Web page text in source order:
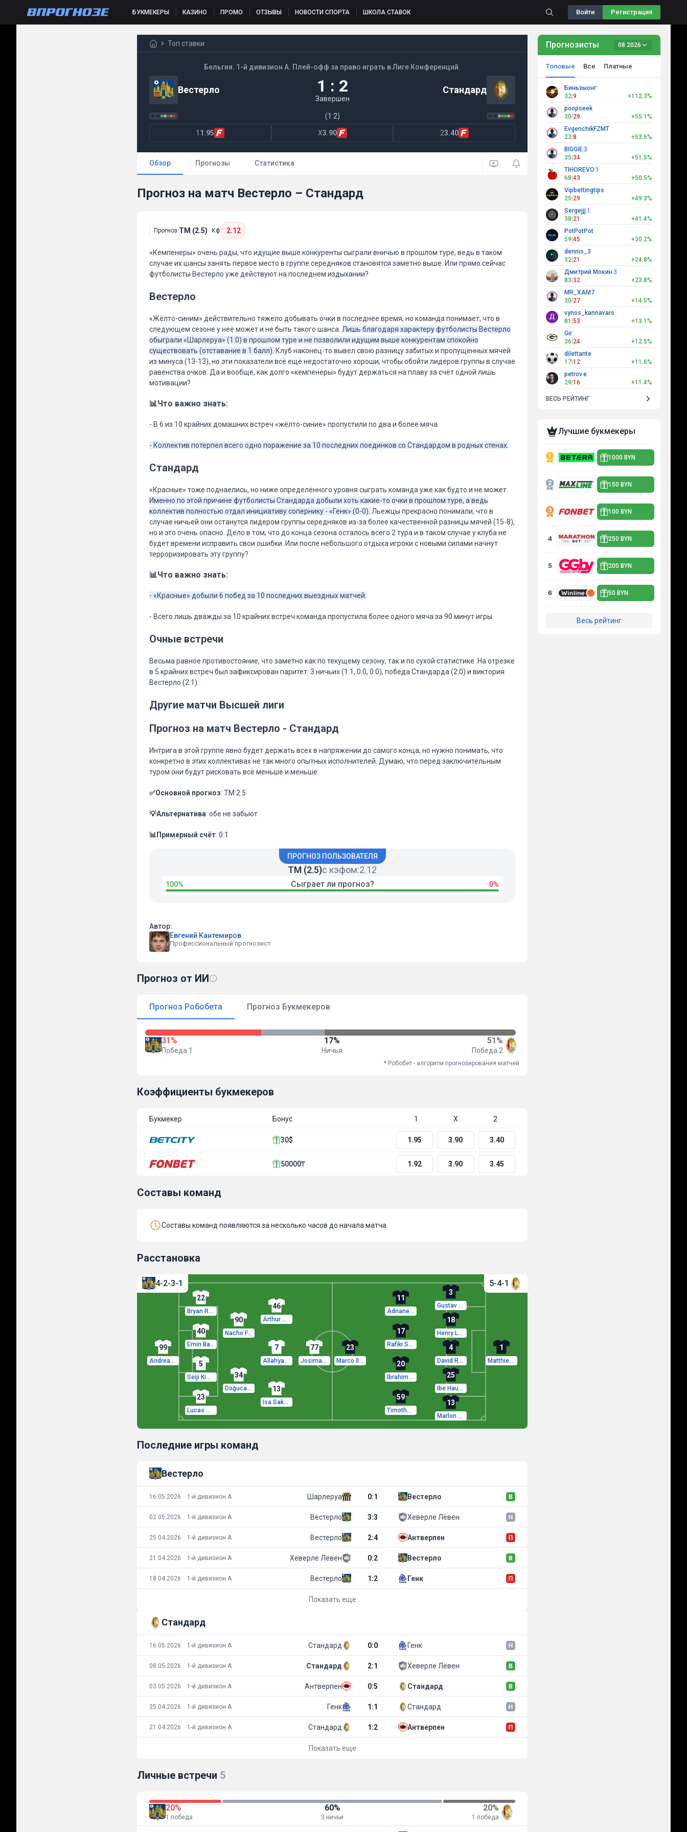
БУКМЕКЕРЫ КАЗИНО ПРОМО ОТЗЫВЫ НОВОСТИ СПОРТА ШКОЛА СТАВОК Войти Регистрация
Топ ставки
Бельгия. 1-й дивизион А. Плей-офф за право играть в Лиге Конференций.
Вестерло 1 : 2
Завершен
Стандард
(1:2)
1 1.95 X3.90 23.40
Обзор Прогнозы Статистика
Прогноз на матч Вестерло – Стандард
Прогноз:ТМ (2.5) Кф: 2.12
«Кемпенеры» очень рады, что идущие выше конкуренты сыграли вничью в прошлом туре, ведь в таком
случае их шансы занять первое место в группе середняков становятся заметно выше. Или прямо сейчас
футболисты Вестерло уже действуют на последнем издыхании?
Вестерло
«Жёлто-синим» действительно тяжело добывать очки в последнее время, но команда понимает, что в
следующем сезоне у неё может и не быть такого шанса. Лишь благодаря характеру футболисты Вестерло
обыграли «Шарлеруа» (1:0) в прошлом туре и не позволили идущим выше конкурентам спокойно
существовать (отставание в 1 балл). Клуб наконец-то вывел свою разницу забитых и пропущенных мячей
из минуса (13-13), но эти показатели всё ещё недостаточно хороши, чтобы обойти лидеров группы в случае
равенства очков. Да и вообще, как долго «кемпенеры» будут держаться на плаву за счёт одной лишь
мотивации?
📊Что важно знать:
- В 6 из 10 крайних домашних встреч «жёлто-синие» пропустили по два и более мяча.
- Коллектив потерпел всего одно поражение за 10 последних поединков со Стандардом в родных стенах.
Стандард
«Красные» тоже поднаелись, но ниже определённого уровня сыграть команда уже как будто и не может.
Именно по этой причине футболисты Стандарда добыли хоть какие-то очки в прошлом туре, а ведь
коллектив полностью отдал инициативу сопернику - «Генк» (0-0). Льежцы прекрасно понимали, что в
случае ничьей они останутся лидером группы середняков из-за более качественной разницы мячей (15-8),
но и это очень опасно. Дело в том, что до конца сезона осталось всего 2 тура и в таком случае у клуба не
будет времени исправить свои ошибки. Или после небольшого отдыха игроки с новыми силами начнут
терроризировать эту группу?
📊Что важно знать:
- «Красные» добыли 6 побед за 10 последних выездных матчей.
- Всего лишь дважды за 10 крайних встреч команда пропустила более одного мяча за 90 минут игры.
Очные встречи
Весьма равное противостояние, что заметно как по текущему сезону, так и по сухой статистике. На отрезке
в 5 крайних встреч был зафиксирован паритет: 3 ничьих (1:1, 0:0, 0:0), победа Стандарда (2:0) и виктория
Вестерло (2:1).
Другие матчи Высшей лиги
Прогноз на матч Вестерло - Стандард
Интрига в этой группе явно будет держать всех в напряжении до самого конца, но нужно понимать, что
конкретно в этих коллективах не так много опытных исполнителей. Думаю, что перед заключительным
туром они будут рисковать всё меньше и меньше.
✅Основной прогноз: ТМ 2.5
💡Альтернатива: обе не забьют
📊Примерный счёт: 0:1
ПРОГНОЗ ПОЛЬЗОВАТЕЛЯ
ТМ (2.5)с кэфом:2.12
100% Сыграет ли прогноз? 0%
Автор:
Евгений Кантемиров
Профессиональный прогнозист
Прогноз от ИИ
Прогноз Робобета Прогноз Букмекеров
31%
Победа 1
17%
Ничья
51%
Победа 2
* Робобет - алгоритм прогнозирования матчей
Коэффициенты букмекеров
Букмекер Бонус 1 Х 2
30$ 1.95 3.90 3.40
50000₸ 1.92 3.90 3.45
Составы команд
Составы команд появляются за несколько часов до начала матча
Расстановка
99
Andreas Jungdal
22
Bryan Reynolds
40
Emin Bayram
5
Seiji Kimura
23
Lucas Mbamba
90
Nacho Ferri
34
Doğucan Haspolat
46
Arthur Piedfort
7
Allahyar Sayyadmanesh
13
Isa Sakamoto
77
Josimar Alcócer
1
Matthieu Epolo
13
Marlon Fossey
25
Ibe Hautekiet
4
David Robert Bates
18
Henry Lawrence
3
Gustav Mortensen
59
Timothee Nkada
20
Ibrahim Karamoko
17
Rafiki Saïd
11
Adnane Abid
23
Marco Ilaimaharitra
4-2-3-1 5-4-1
Последние игры команд
Вестерло
16.05.2026 1-й дивизион А Шарлеруа 0:1 Вестерло
02.05.2026 1-й дивизион А Вестерло 3:3 Хеверле Лёвен
25.04.2026 1-й дивизион А Вестерло 2:4 Антверпен
21.04.2026 1-й дивизион А Хеверле Лёвен 0:2 Вестерло
18.04.2026 1-й дивизион А Вестерло 1:2 Генк
Показать еще
Стандард
16.05.2026 1-й дивизион А Стандард 0:0 Генк
08.05.2026 1-й дивизион А Стандард 2:1 Хеверле Лёвен
03.05.2026 1-й дивизион А Антверпен 0:5 Стандард
25.04.2026 1-й дивизион А Генк 1:1 Стандард
21.04.2026 1-й дивизион А Стандард 1:2 Антверпен
Показать еще
Личные встречи 5
20%
1 победа
60%
3 ничьи
20%
1 победа
Прогнозисты 08.2026
Топовые Все Платные
Биньзыонг
32 9
+112.3%
poopseek
30 29
+55.1%
EvgenchikFZMT
23 8
+53.6%
BIGGIE 3
35 34
+51.5%
TIHOREVO 1
68 43
+50.5%
Vipbettingtips
25 29
+49.3%
Sergejjj 1
38 21
+41.4%
PotPotPot
59 45
+30.2%
dennis_3
32 21
+24.8%
Дмитрий Мокин 3
83 32
+23.8%
MR_XAM7
30 27
+14.5%
vynos_kannavaro
81 53
+13.1%
Gir
36 24
+12.5%
dilettante
17 12
+11.6%
petrov.e
29 16 +11.4%
ВЕСЬ РЕЙТИНГ
Лучшие букмекеры
1000 BYN
150 BYN
100 BYN
4 250 BYN
5 200 BYN
6 50 BYN
Весь рейтинг